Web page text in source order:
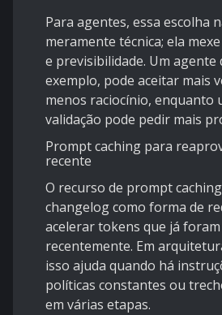
Para agentes, essa escolha
meramente técnica; ela
e previsibilidade. Um
exemplo, pode aceitar mais
menos raciocínio, enquanto
validação pode pedir mais
Prompt caching para
recente
O recurso de prompt
changelog como forma de
acelerar tokens que já
recentemente. Em
isso ajuda quando há
políticas constantes ou
em várias etapas.